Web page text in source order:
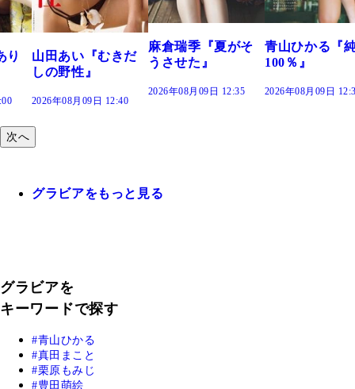
だ
麻倉瑞季『夏がそ
うさせた』
青山ひかる『純度
100％』
2026年08月09日 12:30
2026年08月09日
次へ
グラビアをもっと見る
グラビアを
キーワードで探す
青山ひかる
真田まこと
栗原もみじ
豊田萌絵